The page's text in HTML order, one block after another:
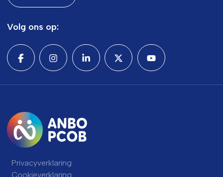
Volg ons op:
Privacyverklaring
Cookieverklaring